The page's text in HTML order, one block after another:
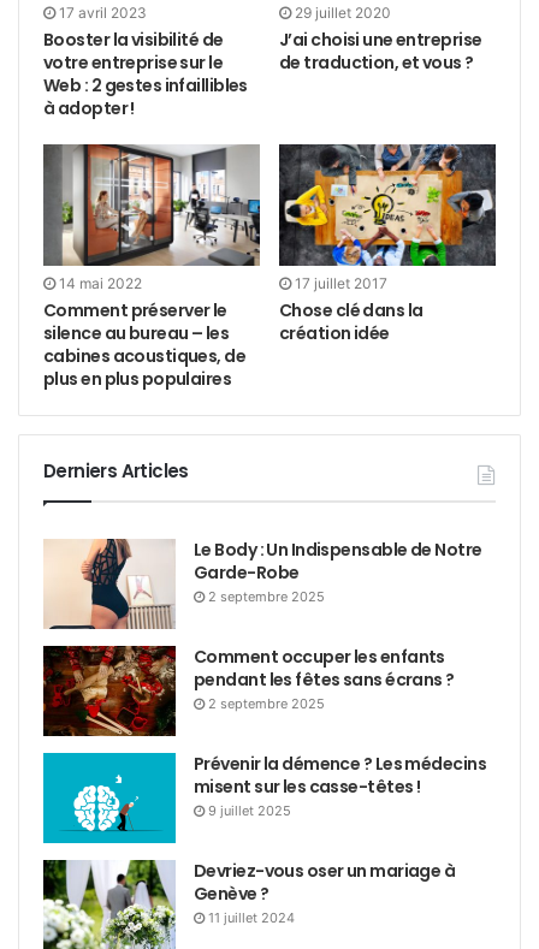
17 avril 2023
Booster la visibilité de
votre entreprise sur le
Web : 2 gestes infaillibles
à adopter !
29 juillet 2020
J’ai choisi une entreprise
de traduction, et vous ?
14 mai 2022
Comment préserver le
silence au bureau – les
cabines acoustiques, de
plus en plus populaires
17 juillet 2017
Chose clé dans la
création idée
Derniers Articles
Le Body : Un Indispensable de Notre
Garde-Robe
2 septembre 2025
Comment occuper les enfants
pendant les fêtes sans écrans ?
2 septembre 2025
Prévenir la démence ? Les médecins
misent sur les casse-têtes !
9 juillet 2025
Devriez-vous oser un mariage à
Genève ?
11 juillet 2024